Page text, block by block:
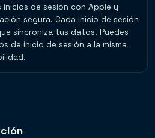
inicios de sesión con Apple y
segura. Cada inicio de sesión
sincroniza tus datos. Puedes
de inicio de sesión a la misma